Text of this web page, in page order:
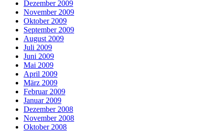
Dezember 2009
November 2009
Oktober 2009
September 2009
August 2009
Juli 2009
Juni 2009
Mai 2009
April 2009
März 2009
Februar 2009
Januar 2009
Dezember 2008
November 2008
Oktober 2008